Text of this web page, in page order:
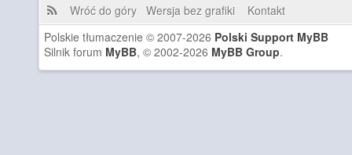
Wróć do góry Wersja bez grafiki
Kontakt
Polskie tłumaczenie © 2007-2026 Polski Support MyBB
Silnik forum MyBB, © 2002-2026 MyBB Group.